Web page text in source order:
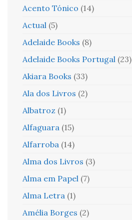
Acento Tónico (14)
Actual (5)
Adelaide Books (8)
Adelaide Books Portugal (23)
Akiara Books (33)
Ala dos Livros (2)
Albatroz (1)
Alfaguara (15)
Alfarroba (14)
Alma dos Livros (3)
Alma em Papel (7)
Alma Letra (1)
Amélia Borges (2)